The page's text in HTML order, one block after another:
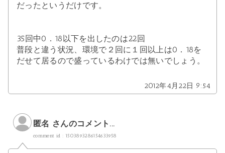
だったというだけです。
35回中0．18以下を出したのは22回
普段と違う状況、環境で２回に１回以上は0．18を
だせて居るので盛っているわけでは無いでしょう。
2012年4月22日 9:54
匿名 さんのコメント...
comment id : 1503893286154633958